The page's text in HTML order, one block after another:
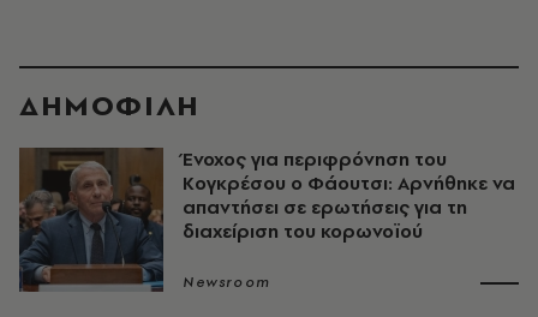
ΔΗΜΟΦΙΛΗ
Ένοχος για περιφρόνηση του
Κογκρέσου ο Φάουτσι: Αρνήθηκε να
απαντήσει σε ερωτήσεις για τη
διαχείριση του κορωνοϊού
Newsroom